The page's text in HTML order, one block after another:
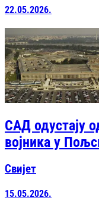
22.05.2026.
САД одустају
војника у
Свијет
15.05.2026.